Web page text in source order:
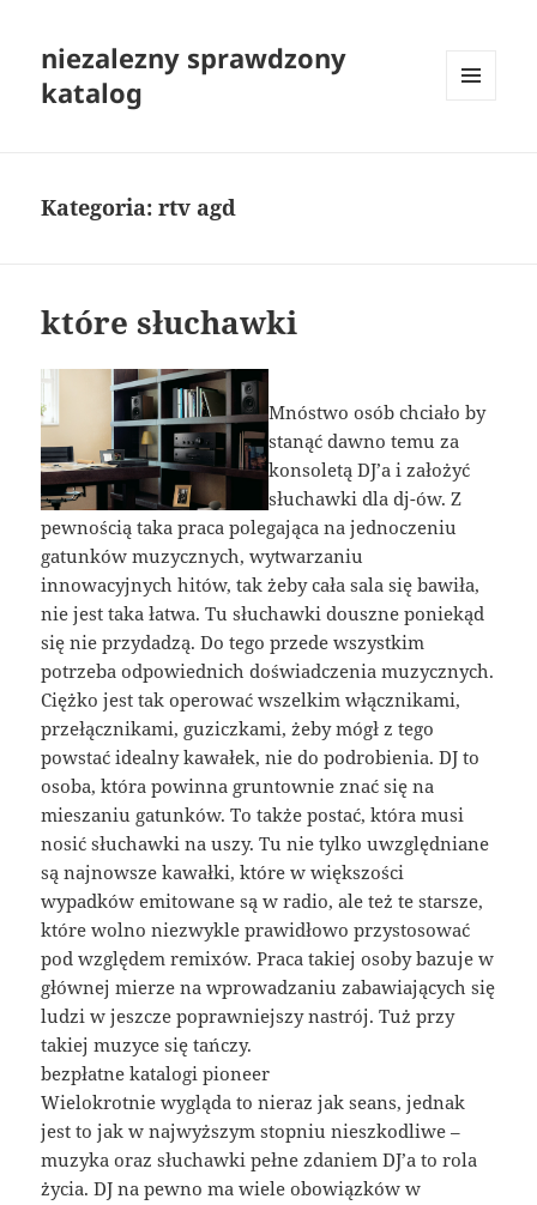
niezalezny sprawdzony
katalog
Kategoria:rtv agd
które słuchawki
Mnóstwo osób chciało by
stanąć dawno temu za
konsoletą DJ’a i założyć
słuchawki dla dj-ów. Z
pewnością taka praca polegająca na jednoczeniu
gatunków muzycznych, wytwarzaniu
innowacyjnych hitów, tak żeby cała sala się bawiła,
nie jest taka łatwa. Tu słuchawki douszne poniekąd
się nie przydadzą. Do tego przede wszystkim
potrzeba odpowiednich doświadczenia muzycznych.
Ciężko jest tak operować wszelkim włącznikami,
przełącznikami, guziczkami, żeby mógł z tego
powstać idealny kawałek, nie do podrobienia. DJ to
osoba, która powinna gruntownie znać się na
mieszaniu gatunków. To także postać, która musi
nosić słuchawki na uszy. Tu nie tylko uwzględniane
są najnowsze kawałki, które w większości
wypadków emitowane są w radio, ale też te starsze,
które wolno niezwykle prawidłowo przystosować
pod względem remixów. Praca takiej osoby bazuje w
głównej mierze na wprowadzaniu zabawiających się
ludzi w jeszcze poprawniejszy nastrój. Tuż przy
takiej muzyce się tańczy.
bezpłatne katalogi pioneer
Wielokrotnie wygląda to nieraz jak seans, jednak
jest to jak w najwyższym stopniu nieszkodliwe –
muzyka oraz słuchawki pełne zdaniem DJ’a to rola
życia. DJ na pewno ma wiele obowiązków w